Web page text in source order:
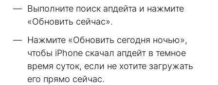
Выполните поиск апдейта и нажмите
«Обновить сейчас».
Нажмите «Обновить сегодня ночью»,
чтобы iPhone скачал апдейт в темное
время суток, если не хотите загружать
его прямо сейчас.